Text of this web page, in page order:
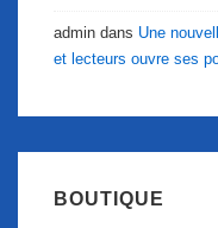
admin dans Une
et lecteurs ouvre ses
BOUTIQUE